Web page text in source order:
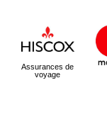
Assurances de
voyage